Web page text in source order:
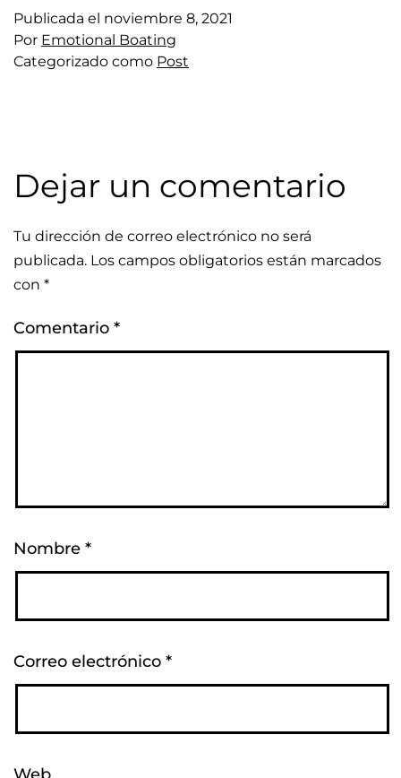
Publicada el noviembre 8, 2021
Por Emotional Boating
Categorizado como Post
Dejar un comentario
Tu dirección de correo electrónico no será
publicada. Los campos obligatorios están marcados
con *
Comentario *
Nombre *
Correo electrónico *